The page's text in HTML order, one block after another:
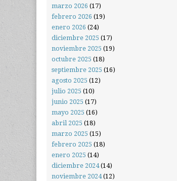
marzo 2026 (17)
febrero 2026 (19)
enero 2026 (24)
diciembre 2025 (17)
noviembre 2025 (19)
octubre 2025 (18)
septiembre 2025 (16)
agosto 2025 (12)
julio 2025 (10)
junio 2025 (17)
mayo 2025 (16)
abril 2025 (18)
marzo 2025 (15)
febrero 2025 (18)
enero 2025 (14)
diciembre 2024(14)
noviembre 2024(12)